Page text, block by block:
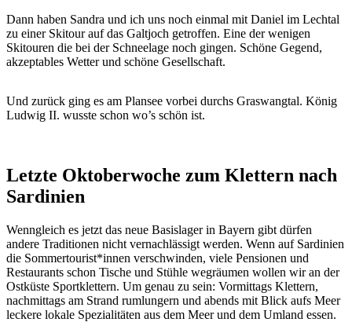
Dann haben Sandra und ich uns noch einmal mit Daniel im Lechtal
zu einer Skitour auf das Galtjoch getroffen. Eine der wenigen
Skitouren die bei der Schneelage noch gingen. Schöne Gegend,
akzeptables Wetter und schöne Gesellschaft.
Und zurück ging es am Plansee vorbei durchs Graswangtal. König
Ludwig II. wusste schon wo’s schön ist.
Letzte Oktoberwoche zum Klettern nach
Sardinien
Wenngleich es jetzt das neue Basislager in Bayern gibt dürfen
andere Traditionen nicht vernachlässigt werden. Wenn auf Sardinien
die Sommertourist*innen verschwinden, viele Pensionen und
Restaurants schon Tische und Stühle wegräumen wollen wir an der
Ostküste Sportklettern. Um genau zu sein: Vormittags Klettern,
nachmittags am Strand rumlungern und abends mit Blick aufs Meer
leckere lokale Spezialitäten aus dem Meer und dem Umland essen.